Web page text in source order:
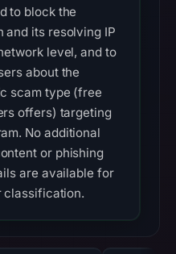
to block the
and its resolving IP
level, and to
about the
scam type (free
offers) targeting
No additional
or phishing
are available for
classification.